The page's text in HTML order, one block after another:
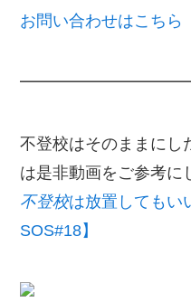
お問い合わせはこちら
不登校はそのままにし
は是非動画をご参考に
不登校は放置してもい
SOS#18】